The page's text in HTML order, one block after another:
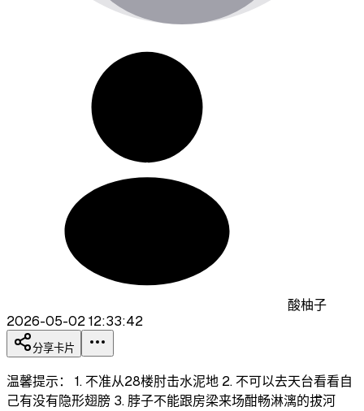
酸柚子
2026-05-02 12:33:42
分享卡片
温馨提示： 1. 不准从28楼肘击水泥地 2. 不可以去天台看看自
己有没有隐形翅膀 3. 脖子不能跟房梁来场酣畅淋漓的拔河